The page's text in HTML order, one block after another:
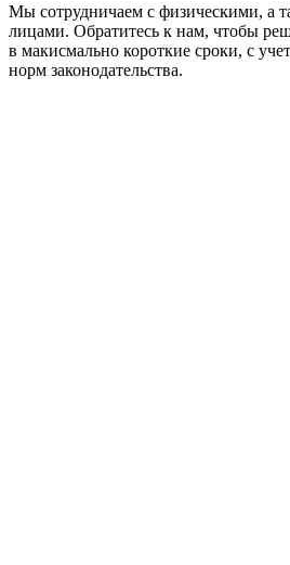
Мы сотрудничаем с физическими, а
лицами. Обратитесь к нам, чтобы
в макисмально короткие сроки, с
норм законодательства.